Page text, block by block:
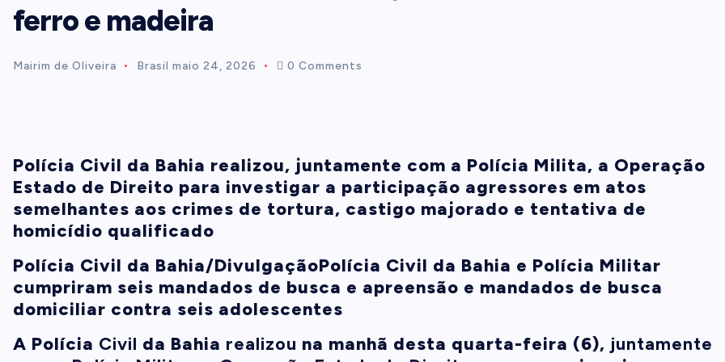
ferro e madeira
Mairim de Oliveira Brasil maio 24, 2026 0 Comments
Polícia Civil da Bahia realizou, juntamente com a Polícia Milita, a Operação
Estado de Direito para investigar a participação agressores em atos
semelhantes aos crimes de tortura, castigo majorado e tentativa de
homicídio qualificado
Polícia Civil da Bahia/DivulgaçãoPolícia Civil da Bahia e Polícia Militar
cumpriram seis mandados de busca e apreensão e mandados de busca
domiciliar contra seis adolescentes
A Polícia Civil da Bahia realizou na manhã desta quarta-feira (6), juntamente